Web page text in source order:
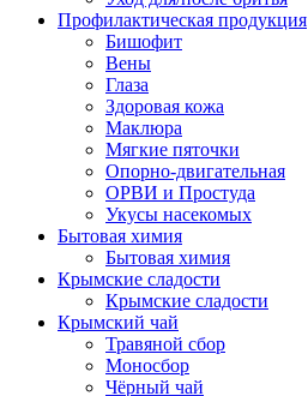
Профилактическая продукция
Бишофит
Вены
Глаза
Здоровая кожа
Маклюра
Мягкие пяточки
Опорно-двигательная
ОРВИ и Простуда
Укусы насекомых
Бытовая химия
Бытовая химия
Крымские сладости
Крымские сладости
Крымский чай
Травяной сбор
Моносбор
Чёрный чай